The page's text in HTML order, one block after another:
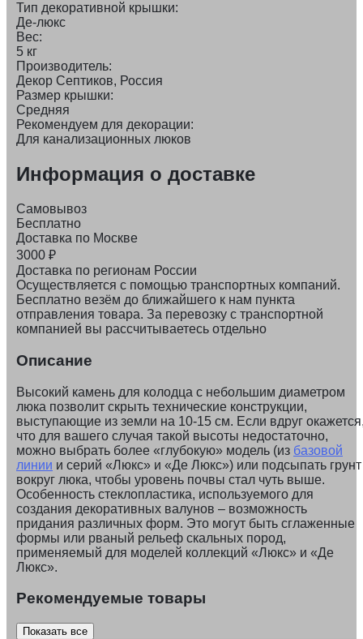
Тип декоративной крышки:
Де-люкс
Вес:
5 кг
Производитель:
Декор Септиков, Россия
Размер крышки:
Средняя
Рекомендуем для декорации:
Для канализационных люков
Информация о доставке
Самовывоз
Бесплатно
Доставка по Москве
3000 ₽
Доставка по регионам России
Осуществляется с помощью транспортных компаний.
Бесплатно везём до ближайшего к нам пункта
отправления товара. За перевозку с транспортной
компанией вы рассчитываетесь отдельно
Описание
Высокий камень для колодца с небольшим диаметром
люка позволит скрыть технические конструкции,
выступающие из земли на 10-15 см. Если вдруг
что для вашего случая такой высоты недостаточно,
можно выбрать более «глубокую» модель (из базовой
линии и серий «Люкс» и «Де Люкс») или подсыпать грунт
вокруг люка, чтобы уровень почвы стал чуть выше.
Особенность стеклопластика, используемого для
создания декоративных валунов – возможность
придания различных форм. Это могут быть сглаженные
формы или рваный рельеф скальных пород,
применяемый для моделей коллекций «Люкс» и «Де
Люкс».
Рекомендуемые товары
Показать все